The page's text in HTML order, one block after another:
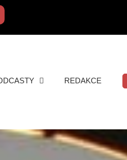
REDAKCE